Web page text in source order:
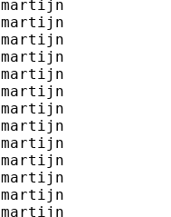
martijn
martijn
martijn
martijn
martijn
martijn
martijn
martijn
martijn
martijn
martijn
martijn
martijn